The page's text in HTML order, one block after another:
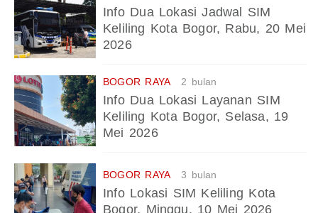
Info Dua Lokasi Jadwal SIM
Keliling Kota Bogor, Rabu, 20 Mei
2026
BOGOR RAYA 2 bulan
Info Dua Lokasi Layanan SIM
Keliling Kota Bogor, Selasa, 19
Mei 2026
BOGOR RAYA 3 bulan
Info Lokasi SIM Keliling Kota
Bogor, Minggu, 10 Mei 2026